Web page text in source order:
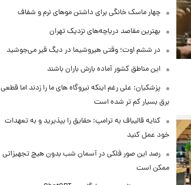
چهار ماسک خانگی برای داشتن موهای نرم و شفاف
بهترین مقاصد دریاچه‌های نزدیک تهران
در ششم اوت؛ وقتی هیروشیما در دیگ قیر می‌جوشید
این مناطق کشور آماده بارش باران باشند
پزشکیان: علی رغم اینکه نیروگاه های ما را زدند اما قطعی
برق بسیار کم تر شده است
کنایه قالیباف به ترامپ: حقایق را بپذیرید و به تعهدات
خود عمل کنید
رصد این صور فلکی در آسمان شب بدون هیچ تجهیزاتی
ممکن است